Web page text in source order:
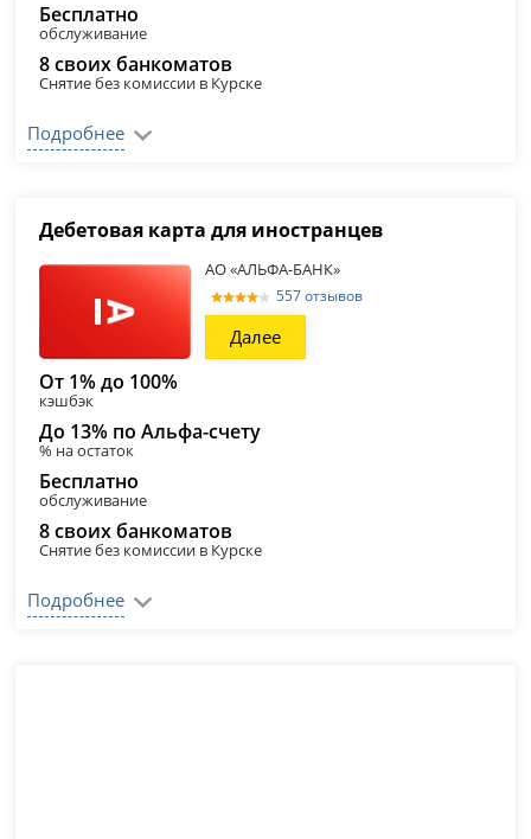
Бесплатно
обслуживание
8 своих банкоматов
Снятие без комиссии в Курске
Подробнее
Дебетовая карта для иностранцев
АО «АЛЬФА-БАНК»
557 отзывов
Далее
От 1% до 100%
кэшбэк
До 13% по Альфа-счету
% на остаток
Бесплатно
обслуживание
8 своих банкоматов
Снятие без комиссии в Курске
Подробнее